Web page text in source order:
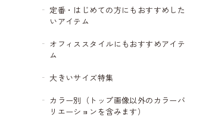
定番・はじめての方にもおすすめした
いアイテム
オフィススタイルにもおすすめアイテ
ム
大きいサイズ特集
カラー別（トップ画像以外のカラーバ
リエーションを含みます）